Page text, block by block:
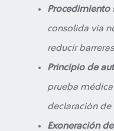
Procedimiento
consolida vía
reducir
Principio de
prueba
declaración de
Exoneración